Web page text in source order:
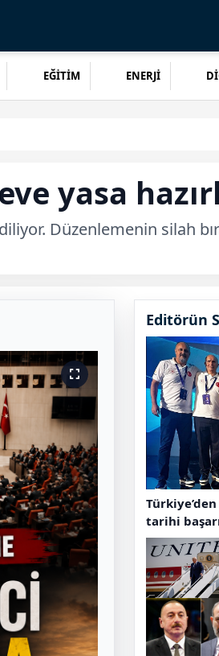
EĞİTİM ENERJİ
yasa
Düzenlemenin silah
Editörün
tarihi